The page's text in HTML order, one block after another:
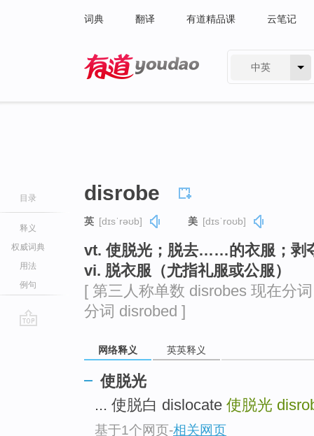
词典 翻译 有道精品课 云笔记
中英
目录
释义
权威词典
用法
例句
disrobe
英 [dɪsˈrəʊb] 美 [dɪsˈroʊb]
vt. 使脱光；脱去……的衣服；剥
vi. 脱衣服（尤指礼服或公服）
[ 第三人称单数 disrobes 现在分
分词 disrobed ]
网络释义 英英释义
使脱光
... 使脱白 dislocate 使脱光
基于1个网页-相关网页